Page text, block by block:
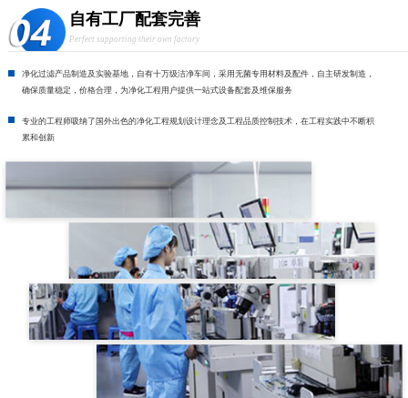
自有工厂配套完善
Perfect supporting their own factory
净化过滤产品制造及实验基地，自有十万级洁净车间，采用无菌专用材料及配件，自主研发制造，
确保质量稳定，价格合理，为净化工程用户提供一站式设备配套及维保服务
专业的工程师吸纳了国外出色的净化工程规划设计理念及工程品质控制技术，在工程实践中不断积
累和创新